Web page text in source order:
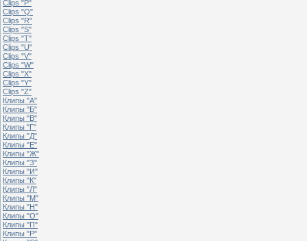
Clips "P"
Clips "Q"
Clips "R"
Clips "S"
Clips "T"
Clips "U"
Clips "V"
Clips "W"
Clips "X"
Clips "Y"
Clips "Z"
Клипы "А"
Клипы "Б"
Клипы "В"
Клипы "Г"
Клипы "Д"
Клипы "Е"
Клипы "Ж"
Клипы "З"
Клипы "И"
Клипы "К"
Клипы "Л"
Клипы "М"
Клипы "Н"
Клипы "О"
Клипы "П"
Клипы "Р"